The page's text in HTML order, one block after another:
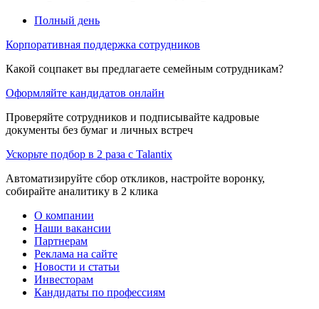
Полный день
Корпоративная поддержка сотрудников
Какой соцпакет вы предлагаете семейным сотрудникам?
Оформляйте кандидатов онлайн
Проверяйте сотрудников и подписывайте кадровые
документы без бумаг и личных встреч
Ускорьте подбор в 2 раза с Talantix
Автоматизируйте сбор откликов, настройте воронку,
собирайте аналитику в 2 клика
О компании
Наши вакансии
Партнерам
Реклама на сайте
Новости и статьи
Инвесторам
Кандидаты по профессиям